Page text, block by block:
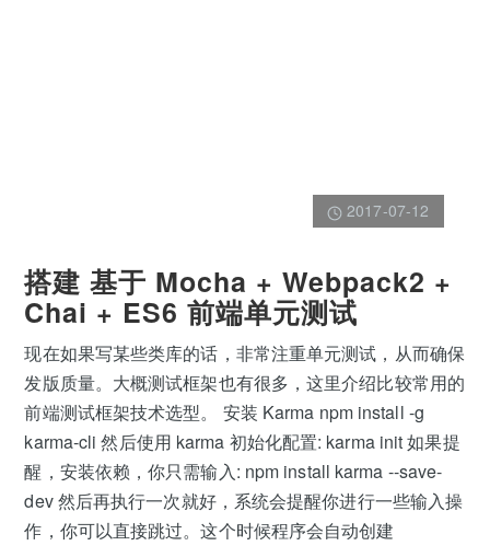
2017-07-12
搭建 基于 Mocha + Webpack2 +
Chai + ES6 前端单元测试
现在如果写某些类库的话，非常注重单元测试，从而确保
发版质量。大概测试框架也有很多，这里介绍比较常用的
前端测试框架技术选型。 安装 Karma npm install -g
karma-cli 然后使用 karma 初始化配置: karma init 如果提
醒，安装依赖，你只需输入: npm install karma --save-
dev 然后再执行一次就好，系统会提醒你进行一些输入操
作，你可以直接跳过。这个时候程序会自动创建